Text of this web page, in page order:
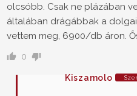
olcsóbb. Csak ne plázában
általában drágábbak a
vettem meg, 6900/db áron.
0
Kiszamolo